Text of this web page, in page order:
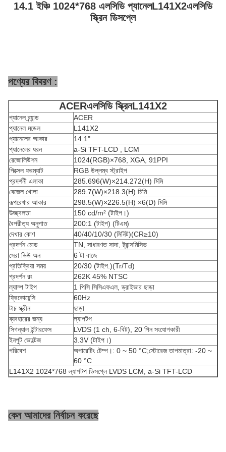
14.1 ইঞ্চি 1024*768 এলসিডি প্যানেলL141X2এলসিডি
স্ক্রিন ডিসপ্লে
পণ্যের বিবরণ :
ACERএলসিডি স্ক্রিনL141X2
প্যানেল ব্র্যান্ড
ACER
প্যানেল মডেল
L141X2
প্যানেলের আকার
14.1"
প্যানেলের ধরন
a-Si TFT-LCD , LCM
রেজোলিউশন
1024(RGB)×768, XGA, 91PPI
পিক্সেল ফরম্যাট
RGB উল্লম্ব স্ট্রাইপ
প্রদর্শনী এলাকা
285.696(W)×214.272(H) মিমি
বেজেল খোলা
289.7(W)×218.3(H) মিমি
রূপরেখার আকার
298.5(W)×226.5(H) ×6(D) মিমি
উজ্জ্বলতা
150 cd/m² (টাইপ।)
বৈপরীত্য অনুপাত
200:1 (টাইপ) (টিএম)
দেখার কোণ
40/40/10/30 (মিনিট)(CR≥10)
প্রদর্শন মোড
TN, সাধারণত সাদা, ট্রান্সমিসিভ
সেরা ভিউ অন
6 টা বাজে
প্রতিক্রিয়া সময়
20/30 (টাইপ.)(Tr/Td)
প্রদর্শন রং
262K 45% NTSC
ল্যাম্প টাইপ
1 পিসি সিসিএফএল, ড্রাইভার ছাড়া
ফ্রিকোয়েন্সি
60Hz
টাচ স্ক্রীন
ছাড়া
ব্যবহারের জন্য
ল্যাপটপ
সিগন্যাল ইন্টারফেস
LVDS (1 ch, 6-বিট), 20 পিন সংযোগকারী
ইনপুট ভোল্টেজ
3.3V (টাইপ।)
পরিবেশ
অপারেটিং টেম্প।: 0 ~ 50 °C;স্টোরেজ তাপমাত্রা: -20 ~
60 °C
L141X2 1024*768 ল্যাপটপ ডিসপ্লে LVDS LCM, a-Si TFT-LCD
কেন আমাদের নির্বাচন করেছে